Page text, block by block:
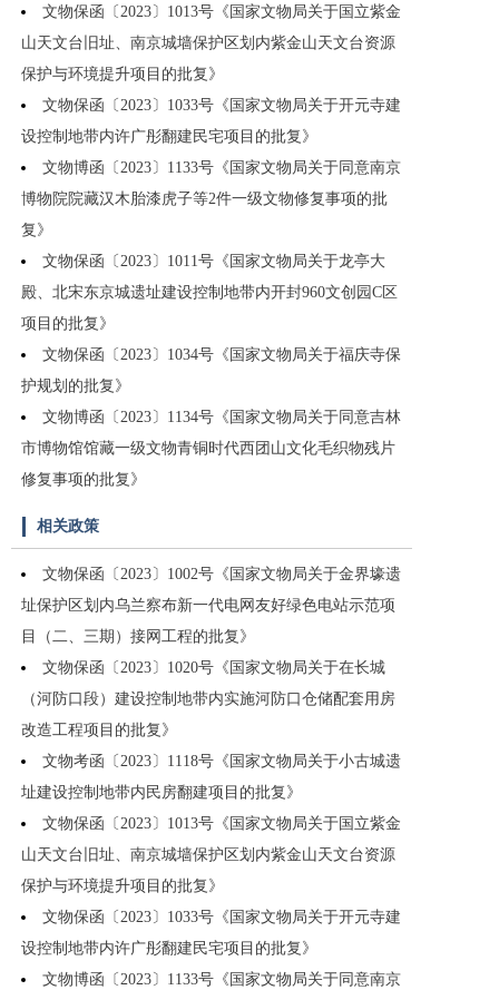
文物保函〔2023〕1013号《国家文物局关于国立紫金
山天文台旧址、南京城墙保护区划内紫金山天文台资源
保护与环境提升项目的批复》
文物保函〔2023〕1033号《国家文物局关于开元寺建
设控制地带内许广彤翻建民宅项目的批复》
文物博函〔2023〕1133号《国家文物局关于同意南京
博物院院藏汉木胎漆虎子等2件一级文物修复事项的批
复》
文物保函〔2023〕1011号《国家文物局关于龙亭大
殿、北宋东京城遗址建设控制地带内开封960文创园C区
项目的批复》
文物保函〔2023〕1034号《国家文物局关于福庆寺保
护规划的批复》
文物博函〔2023〕1134号《国家文物局关于同意吉林
市博物馆馆藏一级文物青铜时代西团山文化毛织物残片
修复事项的批复》
相关政策
文物保函〔2023〕1002号《国家文物局关于金界壕遗
址保护区划内乌兰察布新一代电网友好绿色电站示范项
目（二、三期）接网工程的批复》
文物保函〔2023〕1020号《国家文物局关于在长城
（河防口段）建设控制地带内实施河防口仓储配套用房
改造工程项目的批复》
文物考函〔2023〕1118号《国家文物局关于小古城遗
址建设控制地带内民房翻建项目的批复》
文物保函〔2023〕1013号《国家文物局关于国立紫金
山天文台旧址、南京城墙保护区划内紫金山天文台资源
保护与环境提升项目的批复》
文物保函〔2023〕1033号《国家文物局关于开元寺建
设控制地带内许广彤翻建民宅项目的批复》
文物博函〔2023〕1133号《国家文物局关于同意南京